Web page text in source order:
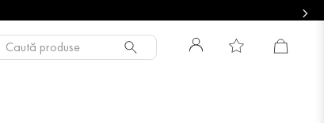
produse